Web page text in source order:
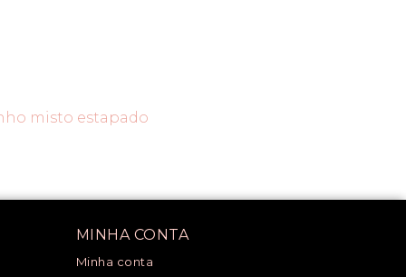
misto estapado
MINHA CONTA
Minha conta